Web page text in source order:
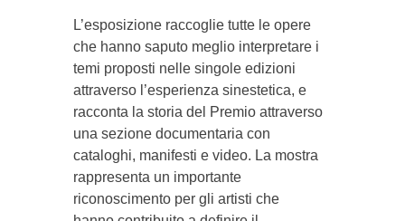
L’esposizione raccoglie tutte le opere
che hanno saputo meglio interpretare i
temi proposti nelle singole edizioni
attraverso l’esperienza sinestetica, e
racconta la storia del Premio attraverso
una sezione documentaria con
cataloghi, manifesti e video. La mostra
rappresenta un importante
riconoscimento per gli artisti che